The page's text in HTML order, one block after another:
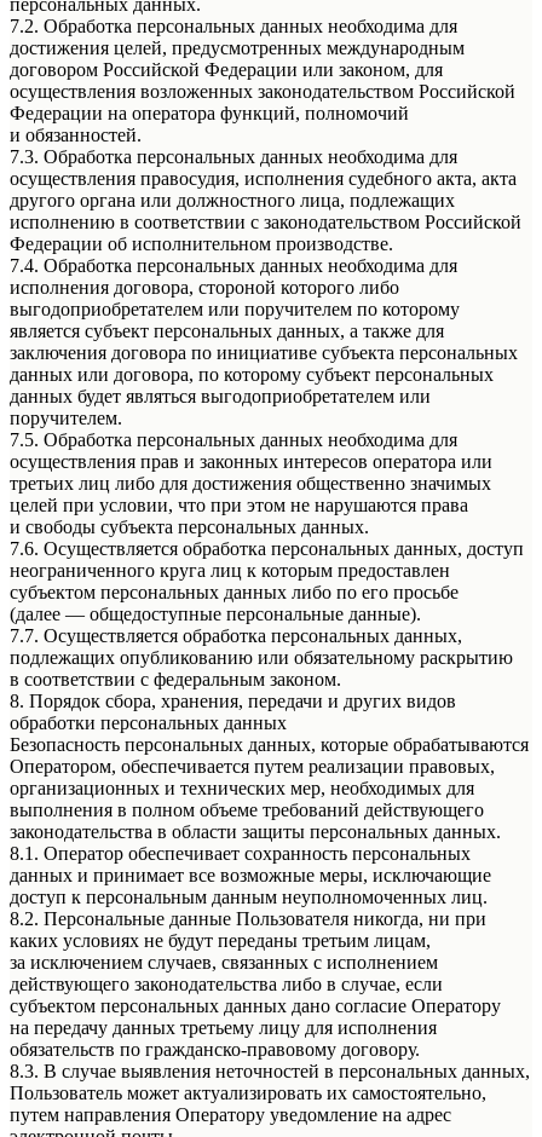
7.2. Обработка персональных данных необходима для
достижения целей, предусмотренных международным
договором Российской Федерации или законом, для
осуществления возложенных законодательством Российской
Федерации на оператора функций, полномочий
и обязанностей.
7.3. Обработка персональных данных необходима для
осуществления правосудия, исполнения судебного акта, акта
другого органа или должностного лица, подлежащих
исполнению в соответствии с законодательством Российской
Федерации об исполнительном производстве.
7.4. Обработка персональных данных необходима для
исполнения договора, стороной которого либо
выгодоприобретателем или поручителем по которому
является субъект персональных данных, а также для
заключения договора по инициативе субъекта персональных
данных или договора, по которому субъект персональных
данных будет являться выгодоприобретателем или
поручителем.
7.5. Обработка персональных данных необходима для
осуществления прав и законных интересов оператора или
третьих лиц либо для достижения общественно значимых
целей при условии, что при этом не нарушаются права
и свободы субъекта персональных данных.
7.6. Осуществляется обработка персональных данных, доступ
неограниченного круга лиц к которым предоставлен
субъектом персональных данных либо по его просьбе
(далее — общедоступные персональные данные).
7.7. Осуществляется обработка персональных данных,
подлежащих опубликованию или обязательному раскрытию
в соответствии с федеральным законом.
8. Порядок сбора, хранения, передачи и других видов
обработки персональных данных
Безопасность персональных данных, которые обрабатываются
Оператором, обеспечивается путем реализации правовых,
организационных и технических мер, необходимых для
выполнения в полном объеме требований действующего
законодательства в области защиты персональных данных.
8.1. Оператор обеспечивает сохранность персональных
данных и принимает все возможные меры, исключающие
доступ к персональным данным неуполномоченных лиц.
8.2. Персональные данные Пользователя никогда, ни при
каких условиях не будут переданы третьим лицам,
за исключением случаев, связанных с исполнением
действующего законодательства либо в случае, если
субъектом персональных данных дано согласие Оператору
на передачу данных третьему лицу для исполнения
обязательств по гражданско-правовому договору.
8.3. В случае выявления неточностей в персональных данных,
Пользователь может актуализировать их самостоятельно,
путем направления Оператору уведомление на адрес